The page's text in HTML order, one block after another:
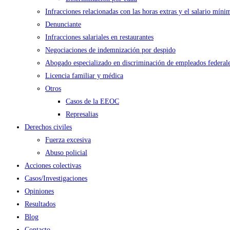
Infracciones relacionadas con las horas extras y el salario
Denunciante
Infracciones salariales en restaurantes
Negociaciones de indemnización por despido
Abogado especializado en discriminación de empleados
Licencia familiar y médica
Otros
Casos de la EEOC
Represalias
Derechos civiles
Fuerza excesiva
Abuso policial
Acciones colectivas
Casos/Investigaciones
Opiniones
Resultados
Blog